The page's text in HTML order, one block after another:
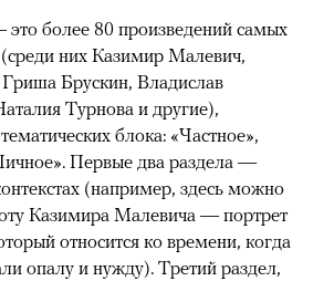
более 80 произведений самых
них Казимир Малевич,
Брускин, Владислав
Турнова и другие),
блока: «Частное»,
Первые два раздела —
(например, здесь можно
Казимира Малевича — портрет
относится ко времени, когда
опалу и нужду). Третий раздел,